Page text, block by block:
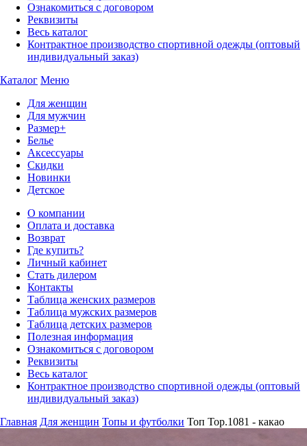
Ознакомиться с договором
Реквизиты
Весь каталог
Контрактное производство спортивной одежды (оптовый
индивидуальный заказ)
Каталог Меню
Для женщин
Для мужчин
Размер+
Белье
Аксессуары
Скидки
Новинки
Детское
О компании
Оплата и доставка
Возврат
Где купить?
Личный кабинет
Стать дилером
Контакты
Таблица женских размеров
Таблица мужских размеров
Таблица детских размеров
Полезная информация
Ознакомиться с договором
Реквизиты
Весь каталог
Контрактное производство спортивной одежды (оптовый
индивидуальный заказ)
Главная Для женщин Топы и футболки Топ Top.1081 - какао